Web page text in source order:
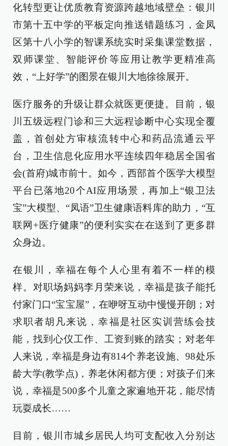
化转型更让优质教育资源跨越地域壁垒：银川
市第十五中学的平板定向推送错题练习，金凤
区第十八小学的智课系统实时采集课堂数据，
双师课堂、智能评价等应用让教学更精准高
效，“上好学”的图景在银川大地徐徐展开。
医疗服务的升级让群众就医更便捷。目前，银
川五级远程门诊和三大远程诊断中心实现全覆
盖，首创处方审核流转中心和药品流通云平
台，卫生信息化应用水平连续四年稳居全国省
会(首府)城市前十。如今，西部首个医学大模型
平台已落地20个AI应用场景，再加上“银卫法
宝”大模型、“凤语”卫生健康语料库的助力，“互
联网+医疗健康”的便利实实在在送到了更多群
众身边。
在银川，幸福在每个人心里有着不一样的模
样。对职场妈妈李月荣来说，幸福是孩子能托
付家门口“宝宝屋”，在咿呀互动中慢慢开朗；对
求职者胡凡来说，幸福是社区实训营练会技
能，找到心仪工作、工资到账的踏实；对老年
人来说，幸福是身边有814个养老设施、98处乐
龄大学(教学点)，养老休闲都方便；对孩子们来
说，幸福是500多个儿童之家遍地开花，能尽情
玩耍成长……
目前，银川市城乡居民人均可支配收入分别达